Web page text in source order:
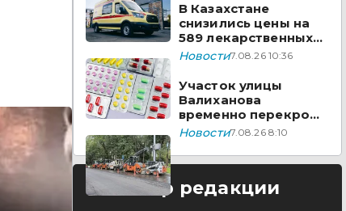
В Казахстане
снизились цены на
589 лекарственных
препаратов
Новости7.08.26 10:36
Участок улицы
Валиханова
временно перекроют
в Астане
Новости7.08.26 8:10
Выбор редакции